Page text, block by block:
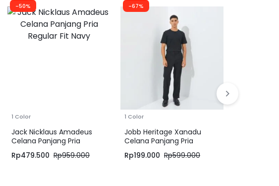
-50%
1 Color
Jack Nicklaus Amadeus
Celana Panjang Pria
Rp479.500 Rp959.000
-67%
1 Color
Jobb Heritage Xanadu
Celana Panjang Pria
Rp199.000 Rp599.000